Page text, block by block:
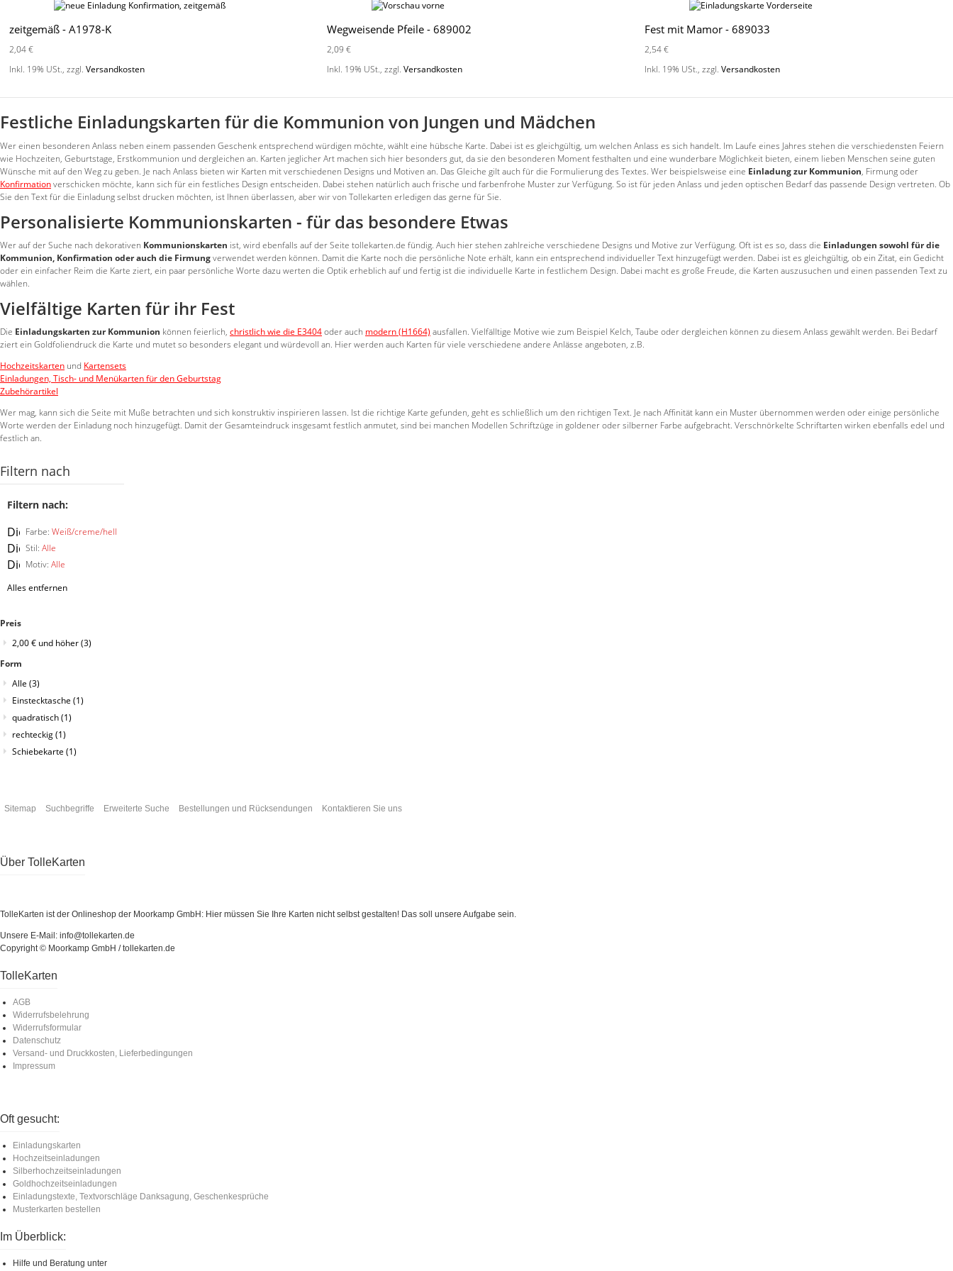
zeitgemäß - A1978-K
2,04 €
Inkl. 19% USt.,zzgl.Versandkosten
Wegweisende Pfeile - 689002
2,09 €
Inkl. 19% USt.,zzgl.Versandkosten
Fest mit Mamor - 689033
2,54 €
Inkl. 19% USt.,zzgl.Versandkosten
Festliche Einladungskarten für die Kommunion von Jungen und Mädchen
Wer einen besonderen Anlass neben einem passenden Geschenk entsprechend würdigen möchte, wählt eine hübsche Karte. Dabei ist es gleichgültig, um welchen Anlass es sich handelt. Im Laufe eines Jahres stehen die verschiedensten Feiern
wie Hochzeiten, Geburtstage, Erstkommunion und dergleichen an. Karten jeglicher Art machen sich hier besonders gut, da sie den besonderen Moment festhalten und eine wunderbare Möglichkeit bieten, einem lieben Menschen seine guten
Wünsche mit auf den Weg zu geben. Je nach Anlass bieten wir Karten mit verschiedenen Designs und Motiven an. Das Gleiche gilt auch für die Formulierung des Textes. Wer beispielsweise eine Einladung zur Kommunion, Firmung oder
Konfirmationverschicken möchte, kann sich für ein festliches Design entscheiden. Dabei stehen natürlich auch frische und farbenfrohe Muster zur Verfügung. So ist für jeden Anlass und jeden optischen Bedarf das passende Design vertreten. Ob
Sie den Text für die Einladung selbst drucken möchten, ist Ihnen überlassen, aber wir von Tollekarten erledigen das gerne für Sie.
Personalisierte Kommunionskarten - für das besondere Etwas
Wer auf der Suche nach dekorativen Kommunionskarten ist, wird ebenfalls auf der Seite tollekarten.de fündig. Auch hier stehen zahlreiche verschiedene Designs und Motive zur Verfügung. Oft ist es so, dass die Einladungen sowohl für die
Kommunion, Konfirmation oder auch die Firmungverwendet werden können. Damit die Karte noch die persönliche Note erhält, kann ein entsprechend individueller Text hinzugefügt werden. Dabei ist es gleichgültig, ob ein Zitat, ein Gedicht
oder ein einfacher Reim die Karte ziert, ein paar persönliche Worte dazu werten die Optik erheblich auf und fertig ist die individuelle Karte in festlichem Design. Dabei macht es große Freude, die Karten auszusuchen und einen passenden Text zu
wählen.
Vielfältige Karten für ihr Fest
Die Einladungskarten zur Kommunion können feierlich, christlich wie die E3404oder auch modern (H1664) ausfallen. Vielfälltige Motive wie zum Beispiel Kelch, Taube oder dergleichen können zu diesem Anlass gewählt werden. Bei Bedarf
ziert ein Goldfoliendruck die Karte und mutet so besonders elegant und würdevoll an. Hier werden auch Karten für viele verschiedene andere Anlässe angeboten, z.B.
Hochzeitskarten und Kartensets
Einladungen, Tisch- und Menükarten für den Geburtstag
Zubehörartikel
Wer mag, kann sich die Seite mit Muße betrachten und sich konstruktiv inspirieren lassen. Ist die richtige Karte gefunden, geht es schließlich um den richtigen Text. Je nach Affinität kann ein Muster übernommen werden oder einige persönliche
Worte werden der Einladung noch hinzugefügt. Damit der Gesamteindruck insgesamt festlich anmutet, sind bei manchen Modellen Schriftzüge in goldener oder silberner Farbe aufgebracht. Verschnörkelte Schriftarten wirken ebenfalls edel und
festlich an.
Filtern nach
Filtern nach:
Farbe: Weiß/creme/hell
Diesen
Artikel
entfernen
Stil: Alle
Diesen
Artikel
entfernen
Motiv: Alle
Diesen
entfernen
Alles entfernen
Preis
2,00 € und höher(3)
Form
Alle (3)
Einstecktasche (1)
quadratisch(1)
rechteckig(1)
Schiebekarte (1)
Sitemap Suchbegriffe Erweiterte Suche Bestellungen und Rücksendungen Kontaktieren Sie uns
Über TolleKarten
TolleKarten ist der Onlineshop der Moorkamp GmbH: Hier müssen Sie Ihre Karten nicht selbst gestalten! Das soll unsere Aufgabe sein.
Unsere E-Mail: info@tollekarten.de
Copyright © Moorkamp GmbH / tollekarten.de
TolleKarten
AGB
Widerrufsbelehrung
Widerrufsformular
Datenschutz
Versand- und Druckkosten, Lieferbedingungen
Impressum
Oft gesucht:
Einladungskarten
Hochzeitseinladungen
Silberhochzeitseinladungen
Goldhochzeitseinladungen
Einladungstexte, Textvorschläge Danksagung, Geschenkesprüche
Musterkarten bestellen
Im Überblick:
Hilfe und Beratung unter